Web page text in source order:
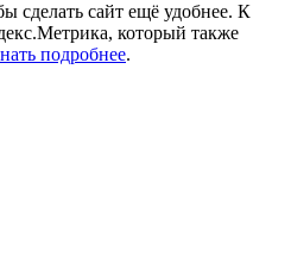
сделать сайт ещё удобнее. К
который также
подробнее.